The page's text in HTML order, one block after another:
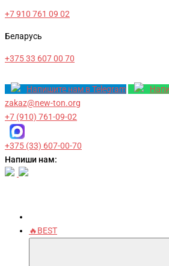
+7 910 761 09 02
Беларусь
+375 33 607 00 70
Напишите нам в Telegram
zakaz@new-ton.org
+7 (910) 761-09-02
+375 (33) 607-00-70
Напиши нам:
🔥BEST